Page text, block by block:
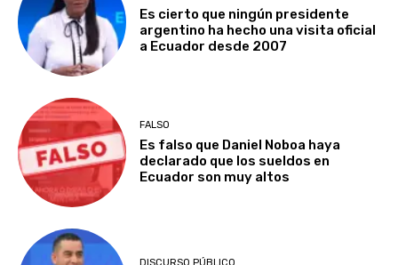
Es cierto que ningún presidente
argentino ha hecho una visita oficial
a Ecuador desde 2007
FALSO
Es falso que Daniel Noboa haya
declarado que los sueldos en
Ecuador son muy altos